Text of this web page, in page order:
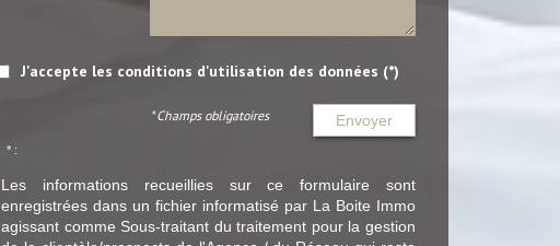
J'accepte les conditions d'utilisation des données (*)
Envoyer
* Champs obligatoires
* :
Les informations recueillies sur ce formulaire sont
enregistrées dans un fichier informatisé par La Boite Immo
agissant comme Sous-traitant du traitement pour la gestion